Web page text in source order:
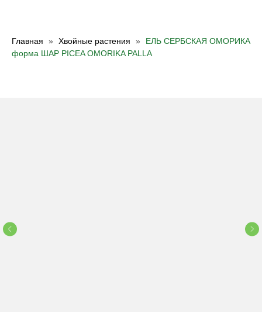
Главная Хвойные растения
ЕЛЬ СЕРБСКАЯ ОМОРИКА
форма ШАР PICEA OMORIKA PALLA